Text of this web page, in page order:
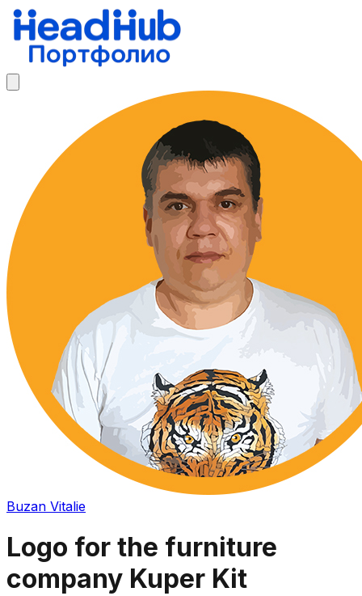
Buzan Vitalie
Logo for the furniture
company Kuper Kit